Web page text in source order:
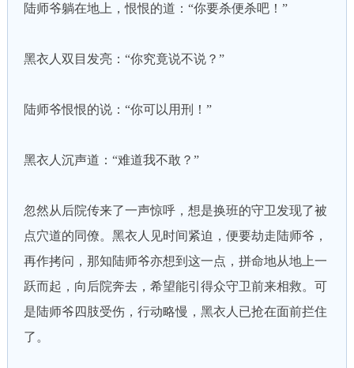
陆师爷躺在地上，恨恨的道：“你要杀便杀吧！”
黑衣人双目发亮：“你究竟说不说？”
陆师爷恨恨的说：“你可以用刑！”
黑衣人沉声道：“难道我不敢？”
忽然从后院传来了一声惊呼，想是换班的守卫发现了被
点穴道的同僚。黑衣人见时间紧迫，便要劫走陆师爷，
再作拷问，那知陆师爷亦想到这一点，拼命地从地上一
跃而起，向后院奔去，希望能引得众守卫前来相救。可
是陆师爷四肢受伤，行动略慢，黑衣人已抢在面前拦住
了。